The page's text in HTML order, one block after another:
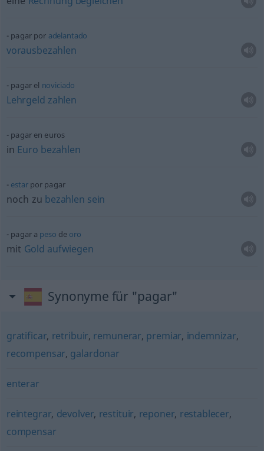
pagar por adelantado
vorausbezahlen
pagar el noviciado
Lehrgeld zahlen
pagar en euros
in Euro bezahlen
estarpor pagar
noch zu bezahlen sein
pagar a peso de oro
mit Gold aufwiegen
Synonyme für "pagar"
gratificar, retribuir, remunerar, premiar, indemnizar,
recompensar, galardonar
enterar
reintegrar, devolver, restituir, reponer, restablecer,
compensar